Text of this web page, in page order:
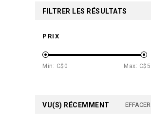
FILTRER LES RÉSULTATS
PRIX
Min: C$ 0 Max: C$ 5
VU(S) RÉCEMMENT EFFACER